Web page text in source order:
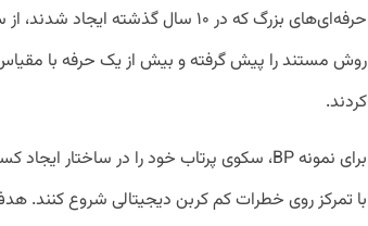
حرفه‌‌ای‌های بزرگ که در ۱۰ سال گذشته
روش مستند را پیش گرفته و بیش از یک حرفه با
کردند.